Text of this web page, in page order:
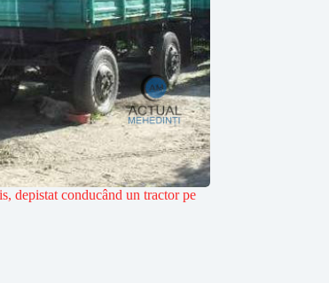
depistat conducând un tractor pe